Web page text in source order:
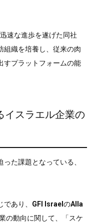
速な進歩を遂げた同社
組織を培養し、従来の肉
すプラットフォームの能
イスラエル企業の
た課題となっている、
あり、 GFI IsraelのAlla
の動向に関して、「スケ